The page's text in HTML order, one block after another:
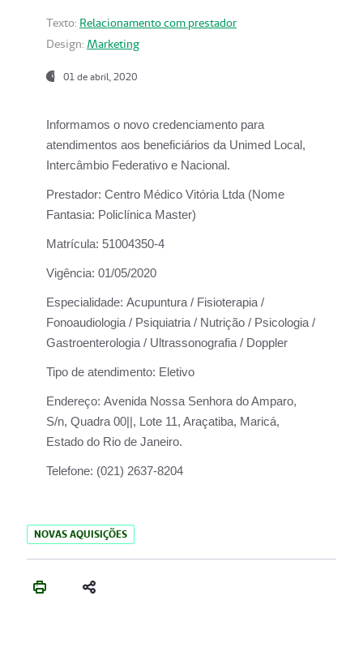
Texto: Relacionamento com prestador
Design: Marketing
01 de abril, 2020
Informamos o novo credenciamento para
atendimentos aos beneficiários da Unimed Local,
Intercâmbio Federativo e Nacional.
Prestador: Centro Médico Vitória Ltda (Nome
Fantasia: Policlínica Master)
Matrícula: 51004350-4
Vigência: 01/05/2020
Especialidade: Acupuntura / Fisioterapia /
Fonoaudiologia / Psiquiatria / Nutrição / Psicologia /
Gastroenterologia / Ultrassonografia / Doppler
Tipo de atendimento: Eletivo
Endereço: Avenida Nossa Senhora do Amparo,
S/n, Quadra 00||, Lote 11, Araçatiba, Maricá,
Estado do Rio de Janeiro.
Telefone: (021) 2637-8204
NOVAS AQUISIÇÕES